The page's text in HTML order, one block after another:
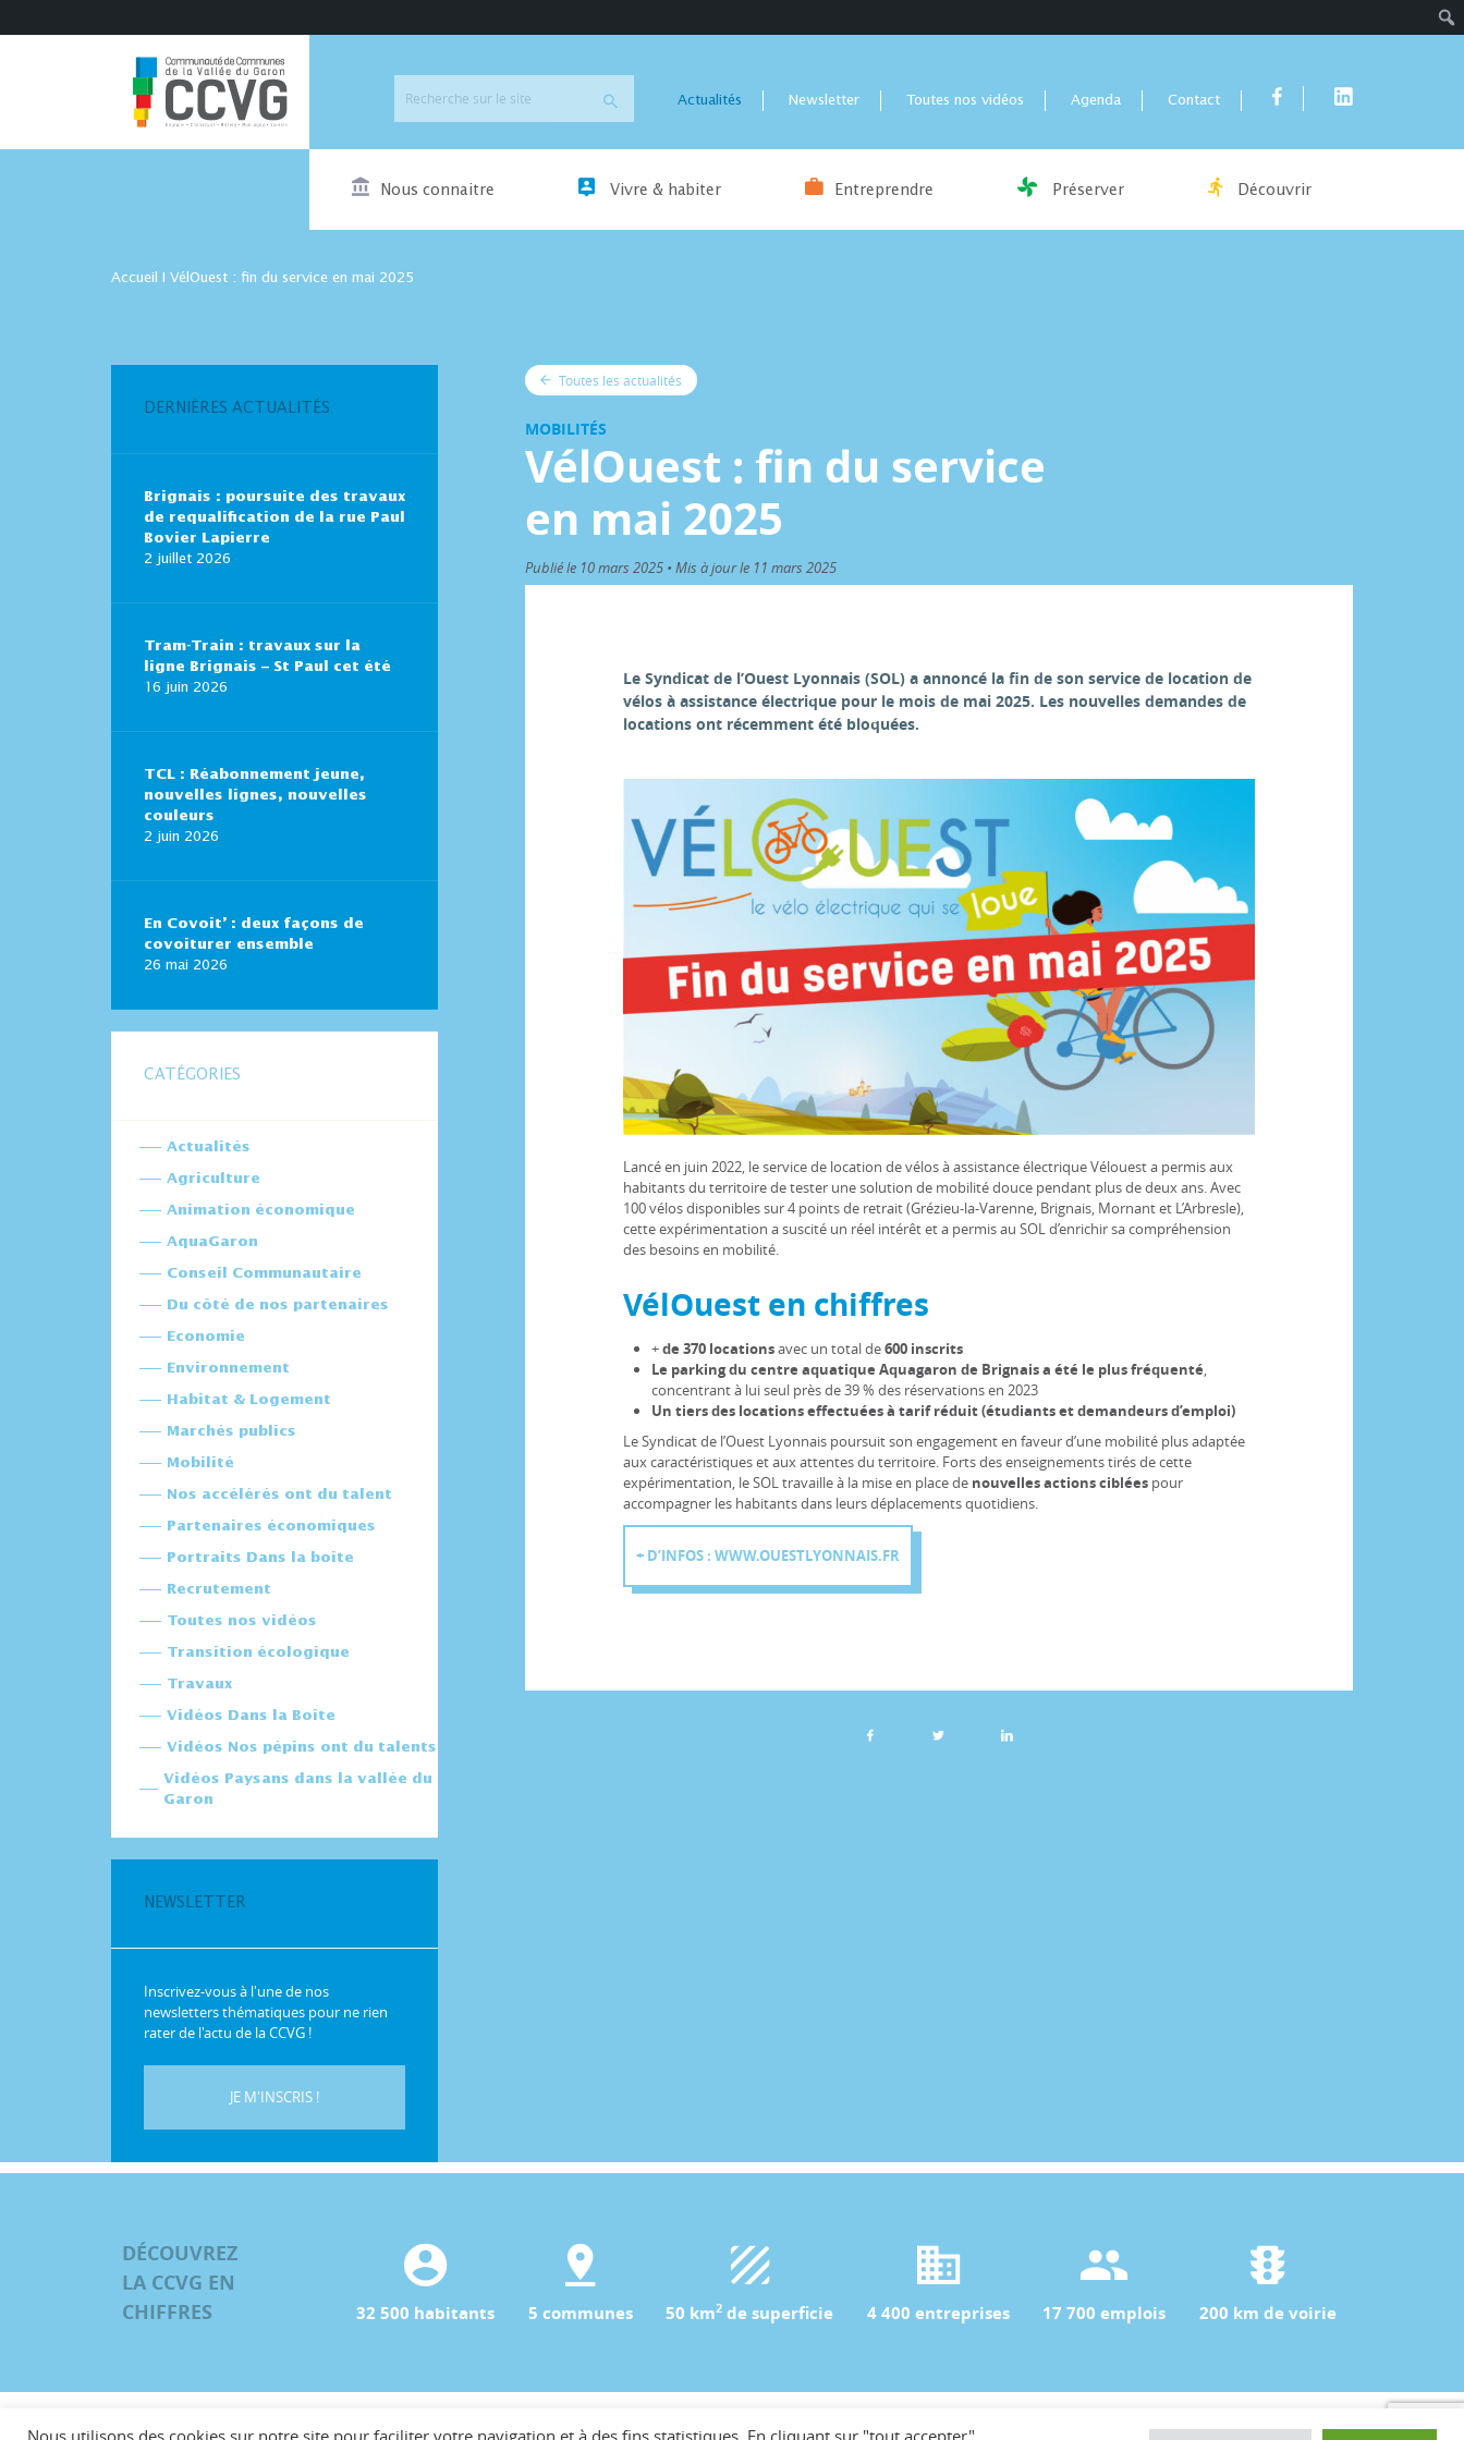
Actualités Newsletter Toutes nos vidéos Agenda Contact
Nous connaitre Vivre & habiter Entreprendre Préserver Découvrir
Accueil VélOuest : fin du service en mai 2025
DERNIÈRES ACTUALITÉS
Brignais : poursuite des travaux
de requalification de la rue Paul
Bovier Lapierre
2 juillet 2026
Tram-Train : travaux sur la
ligne Brignais – St Paul cet été
16 juin 2026
TCL : Réabonnement jeune,
nouvelles lignes, nouvelles
couleurs
2 juin 2026
En Covoit’ : deux façons de
covoiturer ensemble
26 mai 2026
CATÉGORIES
Actualités
Agriculture
Animation économique
AquaGaron
Conseil Communautaire
Du côté de nos partenaires
Economie
Environnement
Habitat & Logement
Marchés publics
Mobilité
Nos accélérés ont du talent
Partenaires économiques
Portraits Dans la boîte
Recrutement
Toutes nos vidéos
Transition écologique
Travaux
Vidéos Dans la Boîte
Vidéos Nos pépins ont du talents
Vidéos Paysans dans la vallée du
Garon
NEWSLETTER
Inscrivez-vous à l'une de nos
newsletters thématiques pour ne rien
rater de l'actu de la CCVG !
JE M'INSCRIS !
Toutes les actualités
MOBILITÉS
VélOuest : fin du service
en mai 2025
Publié le 10 mars 2025 • Mis à jour le 11 mars 2025
Le Syndicat de l’Ouest Lyonnais (SOL) a annoncé la fin de son service de location de
vélos à assistance électrique pour le mois de mai 2025. Les nouvelles demandes de
locations ont récemment été bloquées.
Lancé en juin 2022, le service de location de vélos à assistance électrique Vélouest a permis aux
habitants du territoire de tester une solution de mobilité douce pendant plus de deux ans. Avec
100 vélos disponibles sur 4 points de retrait (Grézieu-la-Varenne, Brignais, Mornant et L’Arbresle),
cette expérimentation a suscité un réel intérêt et a permis au SOL d’enrichir sa compréhension
des besoins en mobilité.
VélOuest en chiffres
+de 370 locationsavec un total de600 inscrits
Le parking du centre aquatique Aquagaron de Brignais a été le plus fréquenté
concentrant à lui seul près de 39 % des réservations en 2023
Un tiers des locations effectuées à tarif réduit (étudiants et demandeurs d’emploi)
Le Syndicat de l’Ouest Lyonnais poursuit son engagement en faveur d’une mobilité plus adaptée
aux caractéristiques et aux attentes du territoire. Forts des enseignements tirés de cette
expérimentation, le SOL travaille à la mise en place de nouvelles actions cibléespour
accompagner les habitants dans leurs déplacements quotidiens.
+ D’INFOS : WWW.OUESTLYONNAIS.FR
DÉCOUVREZ
LA CCVG EN
CHIFFRES
32 500 habitants 5 communes 50 km2 de superficie 4 400 entreprises 17 700 emplois 200 km de voirie
Nous utilisons des cookies sur notre site pour faciliter votre navigation et à des fins statistiques. En cliquant sur "tout accepter"